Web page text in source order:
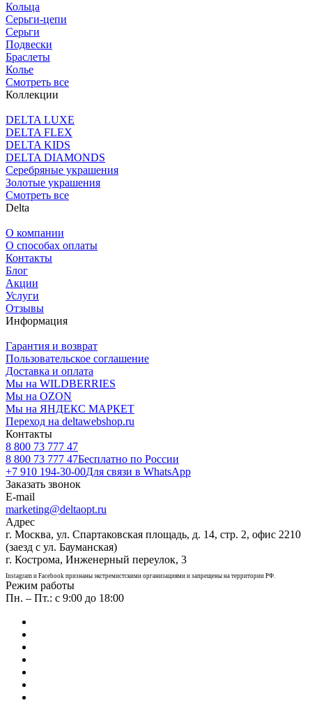
Кольца
Серьги-цепи
Серьги
Подвески
Браслеты
Колье
Смотреть все
Коллекции
DELTA LUXE
DELTA FLEX
DELTA KIDS
DELTA DIAMONDS
Серебряные украшения
Золотые украшения
Смотреть все
Delta
О компании
О способах оплаты
Контакты
Блог
Акции
Услуги
Отзывы
Информация
Гарантия и возврат
Пользовательское соглашение
Доставка и оплата
Мы на WILDBERRIES
Мы на OZON
Мы на ЯНДЕКС МАРКЕТ
Переход на deltawebshop.ru
Контакты
8 800 73 777 47
8 800 73 777 47Бесплатно по России
+7 910 194-30-00Для связи в WhatsApp
Заказать звонок
E-mail
marketing@deltaopt.ru
Адрес
г. Москва, ул. Спартаковская площадь, д. 14, стр. 2, офис 2210
(заезд с ул. Бауманская)
г. Кострома, Инженерный переулок, 3
Instagram и Facebook признаны экстремистскими организациями и запрещены на территории РФ.
Режим работы
Пн. – Пт.: с 9:00 до 18:00